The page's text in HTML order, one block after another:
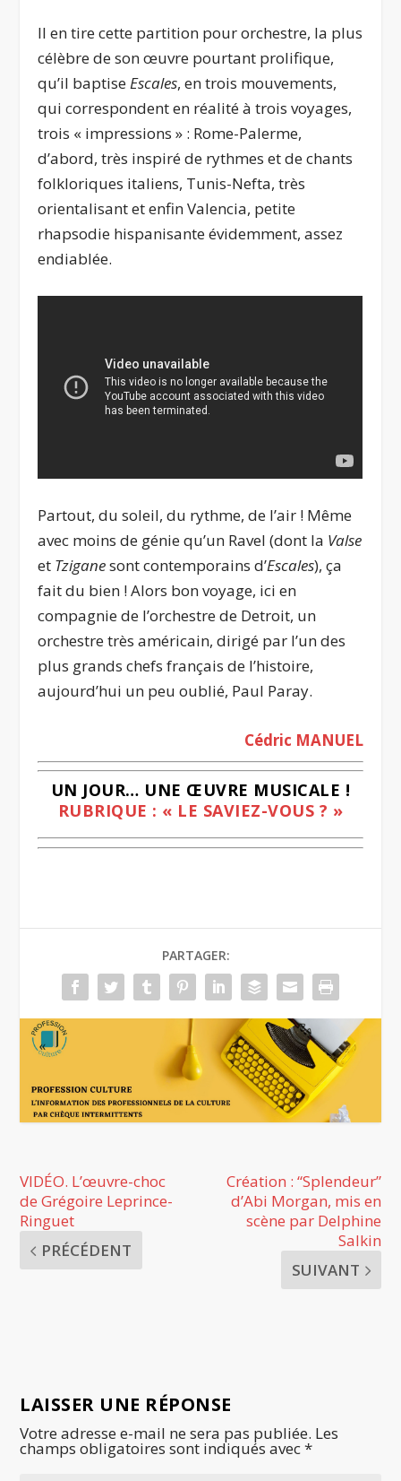
Il en tire cette partition pour orchestre, la plus
célèbre de son œuvre pourtant prolifique,
qu’il baptise Escales, en trois mouvements,
qui correspondent en réalité à trois voyages,
trois « impressions » : Rome-Palerme,
d’abord, très inspiré de rythmes et de chants
folkloriques italiens, Tunis-Nefta, très
orientalisant et enfin Valencia, petite
rhapsodie hispanisante évidemment, assez
endiablée.
Partout, du soleil, du rythme, de l’air ! Même
avec moins de génie qu’un Ravel (dont la Valse
et Tziganesont contemporains d’Escales), ça
fait du bien ! Alors bon voyage, ici en
compagnie de l’orchestre de Detroit, un
orchestre très américain, dirigé par l’un des
plus grands chefs français de l’histoire,
aujourd’hui un peu oublié, Paul Paray.
Cédric MANUEL
UN JOUR… UNE ŒUVRE MUSICALE !
RUBRIQUE : « LE SAVIEZ-VOUS ? »
PARTAGER:
VIDÉO. L’œuvre-choc
de Grégoire Leprince-
Ringuet
PRÉCÉDENT
Création : “Splendeur”
d’Abi Morgan, mis en
scène par Delphine
Salkin
SUIVANT
LAISSER UNE RÉPONSE
Votre adresse e-mail ne sera pas publiée. Les
champs obligatoires sont indiqués avec*